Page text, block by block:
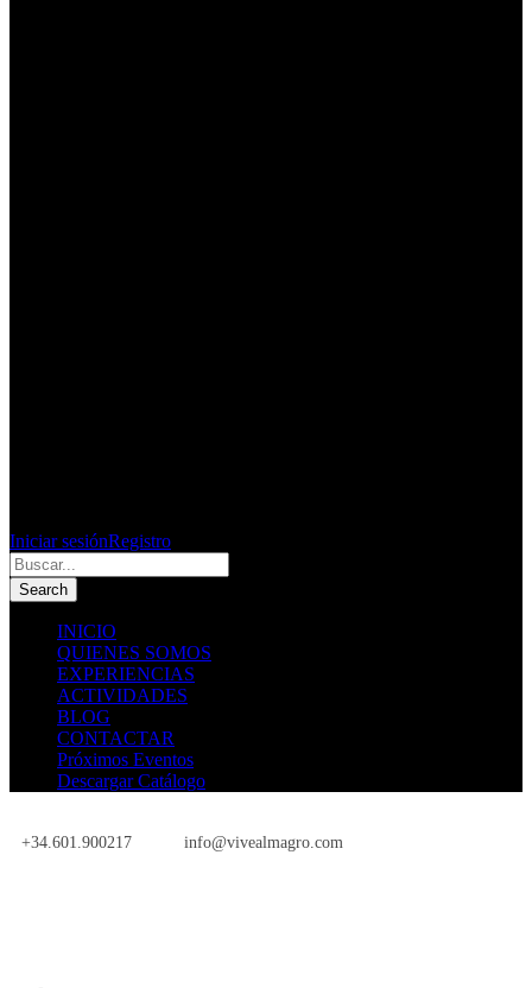
Iniciar sesiónRegistro
INICIO
QUIENES SOMOS
EXPERIENCIAS
ACTIVIDADES
BLOG
CONTACTAR
Próximos Eventos
Descargar Catálogo
+34.601.900217
info@vivealmagro.com